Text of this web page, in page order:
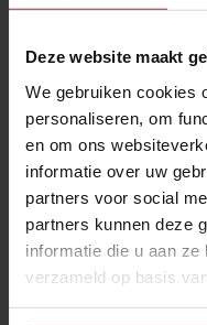
Deze website maakt
We gebruiken cookies
personaliseren, om
en om ons
informatie over uw
partners voor social
partners kunnen deze
informatie die u aan
verzameld op basis
Rotstickers?
Sticker houdt fruit 2